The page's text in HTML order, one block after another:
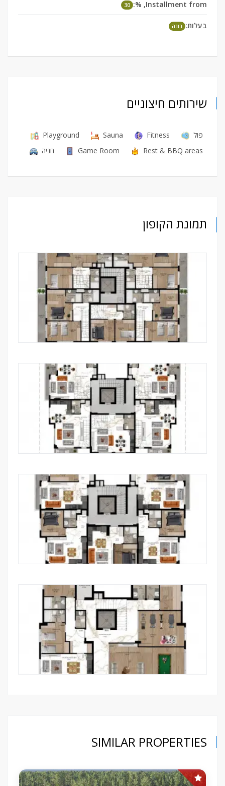
Installment from, %:
30
בעלות: בונה
שירותים חיצוניים
פול
חניה
תמונת הקופון
SIMILAR PROPERTIES